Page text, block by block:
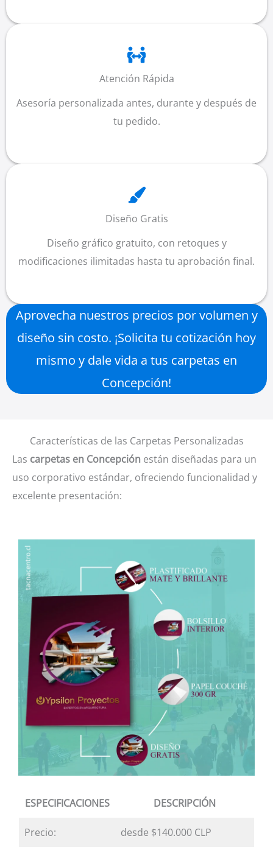
Atención Rápida
Asesoría personalizada antes, durante y después de
tu pedido.
Diseño Gratis
Diseño gráfico gratuito, con retoques y
modificaciones ilimitadas hasta tu aprobación final.
Aprovecha nuestros precios por volumen y
diseño sin costo. ¡Solicita tu cotización hoy
mismo y dale vida a tus carpetas en
Concepción!
Características de las Carpetas Personalizadas
Las carpetas en Concepción están diseñadas para un
uso corporativo estándar, ofreciendo funcionalidad y
excelente presentación:
ESPECIFICACIONES DESCRIPCIÓN
Precio: desde $140.000 CLP